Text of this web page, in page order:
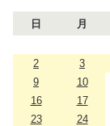
日 月
2
3
9
10
16
17
23
24